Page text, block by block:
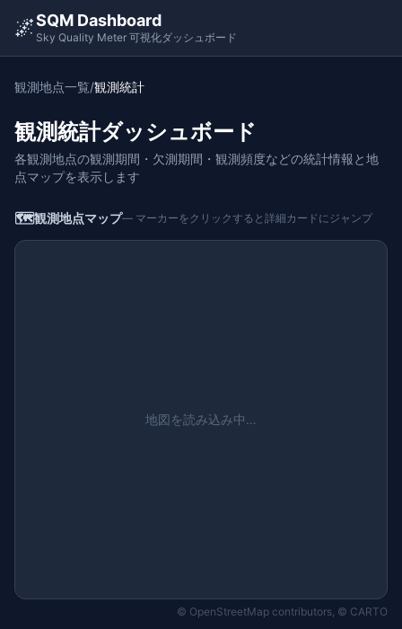
🌌SQM Dashboard
Sky Quality Meter 可視化ダッシュボード
観測地点一覧/観測統計
観測統計ダッシュボード
各観測地点の観測期間・欠測期間・観測頻度などの統計情報と地
点マップを表示します
🗺観測地点マップ— マーカーをクリックすると詳細カードにジャンプ
地図を読み込み中…
© OpenStreetMap contributors, © CARTO